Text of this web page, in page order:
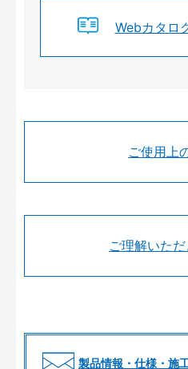
Webカタロ
ご使用上
ご理解いた
製品情報・仕様・施